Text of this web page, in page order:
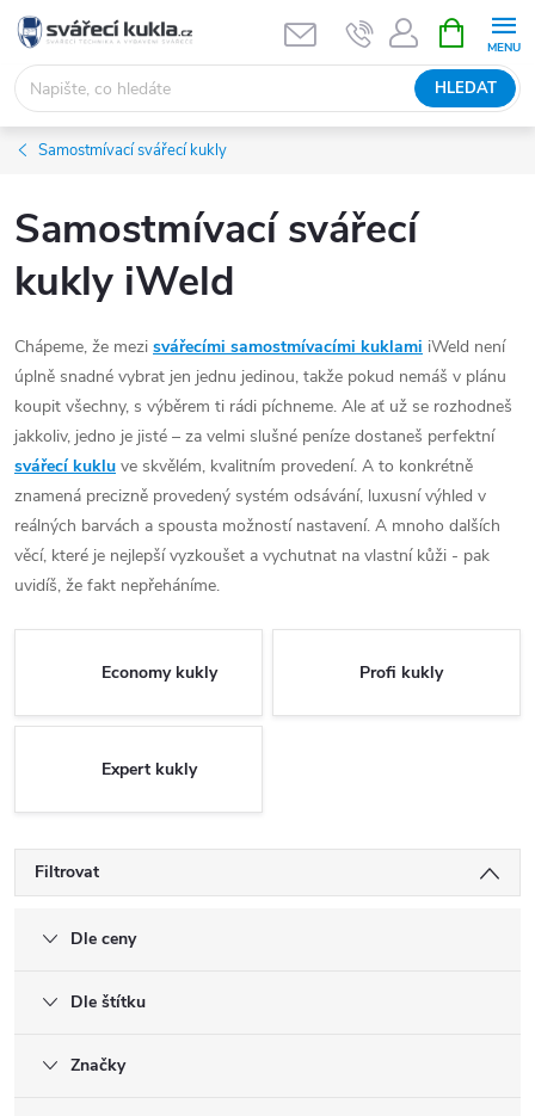
Přejít na obsah
HLEDAT
Samostmívací svářecí kukly
Samostmívací svářecí
kukly iWeld
Chápeme, že mezi svářecími samostmívacími kuklami iWeld není
úplně snadné vybrat jen jednu jedinou, takže pokud nemáš v plánu
koupit všechny, s výběrem ti rádi píchneme. Ale ať už se rozhodneš
jakkoliv, jedno je jisté – za velmi slušné peníze dostaneš perfektní
svářecí kuklu ve skvělém, kvalitním provedení. A to konkrétně
znamená precizně provedený systém odsávání, luxusní výhled v
reálných barvách a spousta možností nastavení. A mnoho dalších
věcí, které je nejlepší vyzkoušet a vychutnat na vlastní kůži - pak
uvidíš, že fakt nepřeháníme.
Economy kukly Profi kukly
Expert kukly
Filtrovat
Dle ceny
Dle štítku
Značky